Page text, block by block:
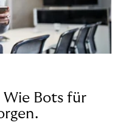
Wie Bots für